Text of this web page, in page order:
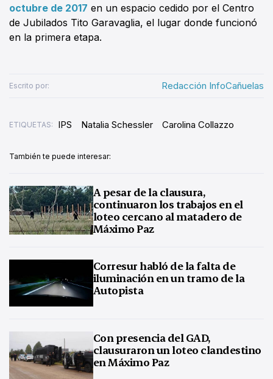
octubre de 2017 en un espacio cedido por el Centro
de Jubilados Tito Garavaglia, el lugar donde funcionó
en la primera etapa.
Escrito por: Redacción InfoCañuelas
ETIQUETAS: IPS Natalia Schessler Carolina Collazzo
También te puede interesar:
A pesar de la clausura,
continuaron los trabajos en el
loteo cercano al matadero de
Máximo Paz
Corresur habló de la falta de
iluminación en un tramo de la
Autopista
Con presencia del GAD,
clausuraron un loteo clandestino
en Máximo Paz